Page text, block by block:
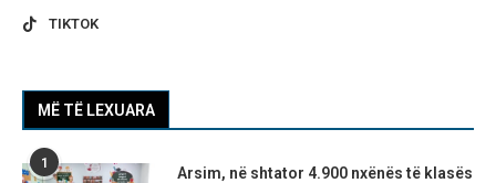
TIKTOK
MË TË LEXUARA
1
Arsim, në shtator 4.900 nxënës të klasës